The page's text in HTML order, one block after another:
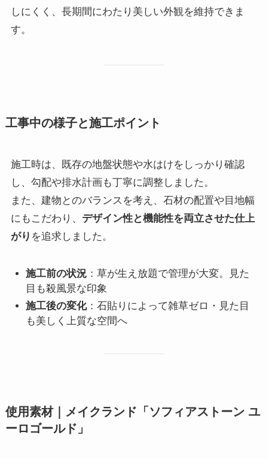
しにくく、長期間にわたり美しい外観を維持できま
す。
工事中の様子と施工ポイント
施工時は、既存の地盤状態や水はけをしっかり確認
し、勾配や排水計画も丁寧に調整しました。
また、建物とのバランスを考え、石材の配置や目地幅
にもこだわり、 デザイン性と機能性を両立させた仕上
がり を追求しました。
施工前の状況 ：草が生え放題で管理が大変。見た
目も殺風景な印象
施工後の変化：石貼りによって雑草ゼロ・見た目
も美しく上質な空間へ
使用素材｜メイクランド「ソフィアストーン ユ
ーロゴールド」